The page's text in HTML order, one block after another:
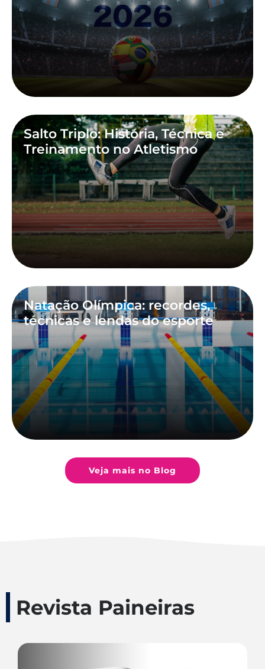
Salto Triplo: História, Técnica e
Treinamento no Atletismo
Natação Olímpica: recordes,
técnicas e lendas do esporte
Veja mais no Blog
Revista Paineiras